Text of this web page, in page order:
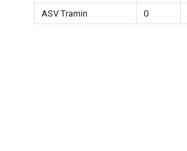
ASV Tramin
0